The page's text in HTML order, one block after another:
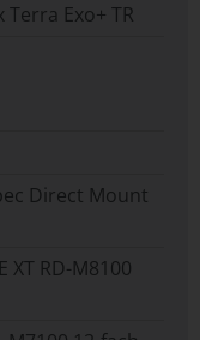
Terra Exo+ TR
Direct Mount
XT RD-M8100